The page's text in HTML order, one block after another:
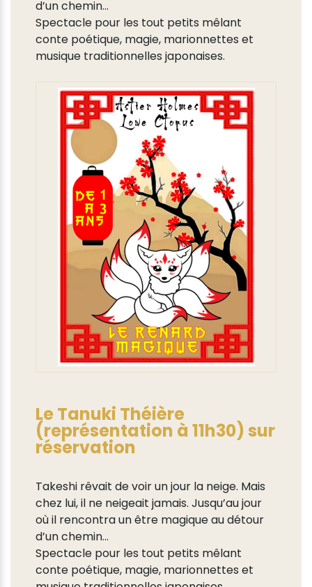
d’un chemin…
Spectacle pour les tout petits mêlant
conte poétique, magie, marionnettes et
musique traditionnelles japonaises.
Le Tanuki Théière
(représentation à 11h30) sur
réservation
Takeshi rêvait de voir un jour la neige. Mais
chez lui, il ne neigeait jamais. Jusqu’au jour
où il rencontra un être magique au détour
d’un chemin…
Spectacle pour les tout petits mêlant
conte poétique, magie, marionnettes et